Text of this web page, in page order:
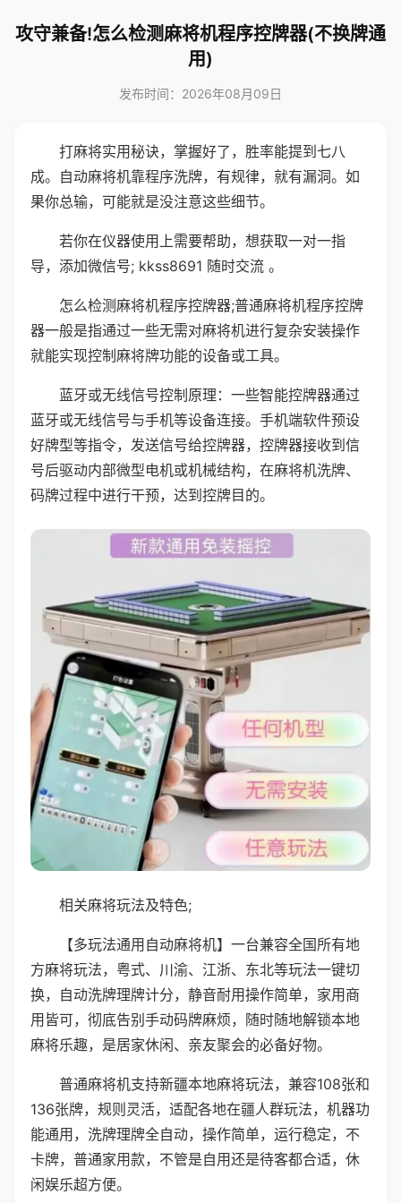
攻守兼备!怎么检测麻将机程序控牌器(不换牌通
用)
发布时间：2026年08月09日
打麻将实用秘诀，掌握好了，胜率能提到七八
成。自动麻将机靠程序洗牌，有规律，就有漏洞。如
果你总输，可能就是没注意这些细节。
若你在仪器使用上需要帮助，想获取一对一指
导，添加微信号; kkss8691 随时交流 。
怎么检测麻将机程序控牌器;普通麻将机程序控牌
器一般是指通过一些无需对麻将机进行复杂安装操作
就能实现控制麻将牌功能的设备或工具。
蓝牙或无线信号控制原理：一些智能控牌器通过
蓝牙或无线信号与手机等设备连接。手机端软件预设
好牌型等指令，发送信号给控牌器，控牌器接收到信
号后驱动内部微型电机或机械结构，在麻将机洗牌、
码牌过程中进行干预，达到控牌目的。
相关麻将玩法及特色;
【多玩法通用自动麻将机】一台兼容全国所有地
方麻将玩法，粤式、川渝、江浙、东北等玩法一键切
换，自动洗牌理牌计分，静音耐用操作简单，家用商
用皆可，彻底告别手动码牌麻烦，随时随地解锁本地
麻将乐趣，是居家休闲、亲友聚会的必备好物。
普通麻将机支持新疆本地麻将玩法，兼容108张和
136张牌，规则灵活，适配各地在疆人群玩法，机器功
能通用，洗牌理牌全自动，操作简单，运行稳定，不
卡牌，普通家用款，不管是自用还是待客都合适，休
闲娱乐超方便。